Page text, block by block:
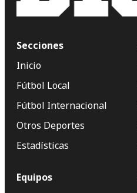
Secciones
Inicio
Fútbol Local
Fútbol Internacional
Otros Deportes
Estadísticas
Equipos